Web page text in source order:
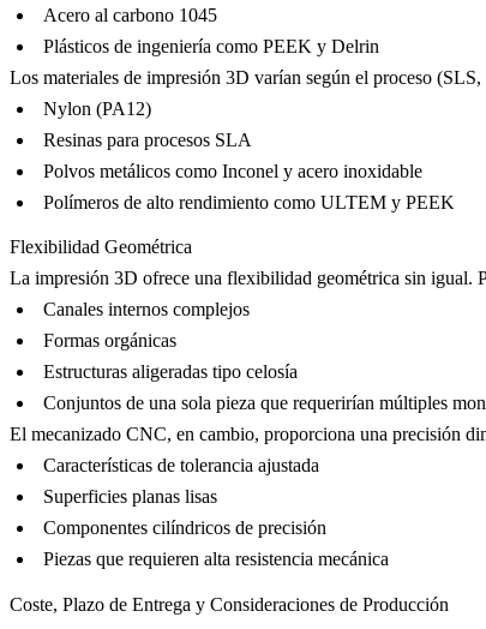
Acero al carbono 1045
Plásticos de ingeniería como PEEK y Delrin
Los materiales de impresión 3D varían según el proceso
Nylon (PA12)
Resinas para procesos SLA
Polvos metálicos como Inconel y acero inoxidable
Polímeros de alto rendimiento como ULTEM y PEEK
Flexibilidad Geométrica
La impresión 3D ofrece una flexibilidad geométrica sin igual.
Canales internos complejos
Formas orgánicas
Estructuras aligeradas tipo celosía
Conjuntos de una sola pieza que requerirían múltiples
El mecanizado CNC, en cambio, proporciona una precisión
Características de tolerancia ajustada
Superficies planas lisas
Componentes cilíndricos de precisión
Piezas que requieren alta resistencia mecánica
Coste, Plazo de Entrega y Consideraciones de Producción